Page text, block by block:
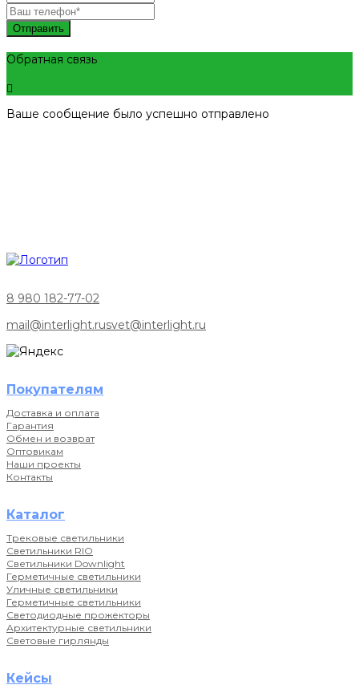
Отправить
Обратная связь
Ваше сообщение было успешно отправлено
8 980 182-77-02
mail@interlight.rusvet@interlight.ru
Покупателям
Доставка и оплата
Гарантия
Обмен и возврат
Оптовикам
Наши проекты
Контакты
Каталог
Трековые светильники
Светильники RIO
Светильники Downlight
Герметичные светильники
Уличные светильники
Герметичные светильники
Светодиодные прожекторы
Архитектурные светильники
Световые гирлянды
Кейсы